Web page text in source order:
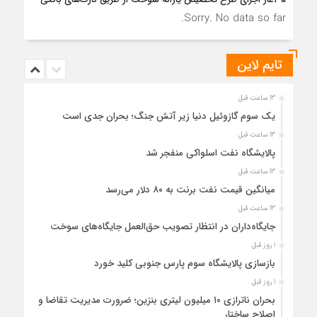
Sorry. No data so far.
تایم لاین
13 ساعت قبل
یک سوم گازوئیل دنیا زیر آتش جنگ؛ بحران جدی است
13 ساعت قبل
پالایشگاه نفت اسلواکی منفجر شد
13 ساعت قبل
میانگین قیمت نفت برنت به ۸۰ دلار می‌رسد
13 ساعت قبل
جایگاه‌داران در انتظار تصویب حق‌العمل جایگاه‌های سوخت
1 روز قبل
بازسازی پالایشگاه سوم پارس جنوبی کلید خورد
1 روز قبل
بحران ناترازی ۱۰ میلیون لیتری بنزین؛ ضرورت مدیریت تقاضا و